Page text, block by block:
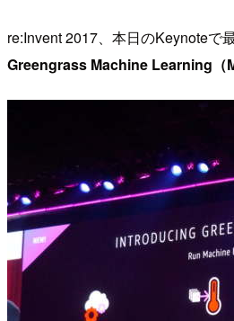
re:Invent 2017、本日のKeynoteで
Greengrass Machine Learning（